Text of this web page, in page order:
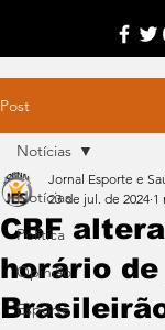
Post
Notícias
Política
Opinião
Esporte
Notícias
CBF
horário
Jornal Esporte e
23 de jul. de 2024 1